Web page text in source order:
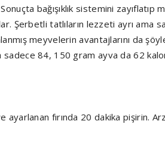
bağışıklık sistemini zayıflatıp
tatlıların lezzeti ayrı ama
meyvelerin avantajlarını da
sadece 84, 150 gram ayva da 62
ayarlanan fırında 20 dakika pişirin.